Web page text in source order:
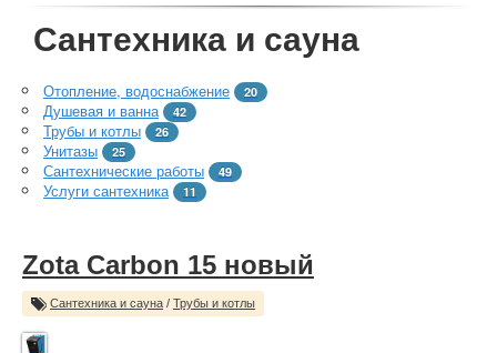
Сантехника и сауна
Отопление, водоснабжение 20
Душевая и ванна 42
Трубы и котлы 26
Унитазы 25
Сантехнические работы 49
Услуги сантехника 11
Zota Carbon 15 новый
Сантехника и сауна / Трубы и котлы